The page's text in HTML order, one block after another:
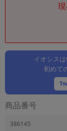
イオシス
初めて
商品番号
386145
製造、販売メーカーの絞り
「Apple」「SONY」「
商品の搭載機能による絞り
ドライブ
ドライブの絞り込み